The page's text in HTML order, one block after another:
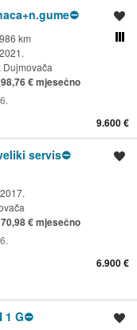
km
Dujmovača
€ mjesečno
9.600 €
servis⛔️
€ mjesečno
6.900 €
1 G⛔️